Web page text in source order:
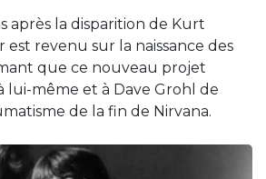
après la disparition de Kurt
est revenu sur la naissance des
que ce nouveau projet
lui-même et à Dave Grohl de
de la fin de Nirvana.